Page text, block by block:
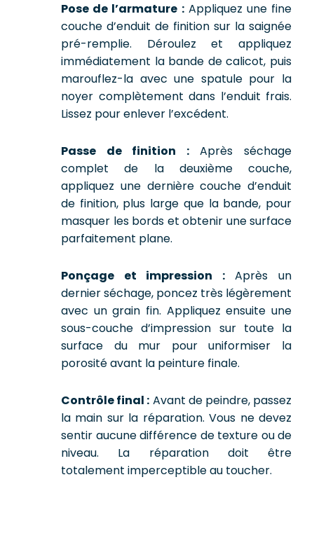
Pose de l’armature :Appliquez une fine
couche d’enduit de finition sur la saignée
pré-remplie. Déroulez et appliquez
immédiatement la bande de calicot, puis
marouflez-la avec une spatule pour la
noyer complètement dans l’enduit frais.
Lissez pour enlever l’excédent.
Passe de finition :Après séchage
complet de la deuxième couche,
appliquez une dernière couche d’enduit
de finition, plus large que la bande, pour
masquer les bords et obtenir une surface
parfaitement plane.
Ponçage et impression :Après un
dernier séchage, poncez très légèrement
avec un grain fin. Appliquez ensuite une
sous-couche d’impression sur toute la
surface du mur pour uniformiser la
porosité avant la peinture finale.
Contrôle final : Avant de peindre, passez
la main sur la réparation. Vous ne devez
sentir aucune différence de texture ou de
niveau. La réparation doit être
totalement imperceptible au toucher.